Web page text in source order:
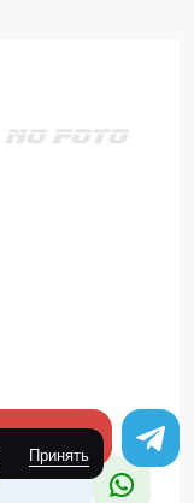
Принять